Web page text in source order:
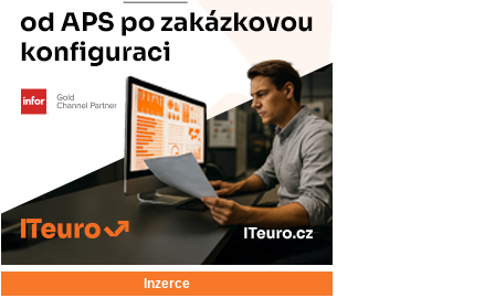
Inzerce